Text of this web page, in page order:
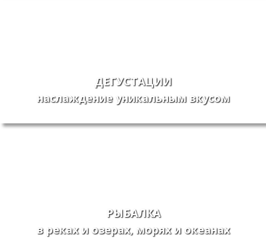
ДЕГУСТАЦИИ
наслаждение уникальным вкусом
РЫБАЛКА
в реках и озерах, морях и океанах